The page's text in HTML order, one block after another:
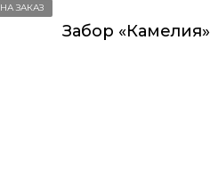
Забор «Камелия»
НА ЗАКАЗ